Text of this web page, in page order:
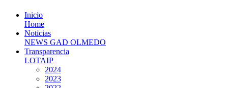
Inicio
Home
Noticias
NEWS GAD OLMEDO
Transparencia
LOTAIP
2024
2023